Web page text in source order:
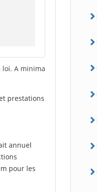
A minima
prestations
annuel
pour les